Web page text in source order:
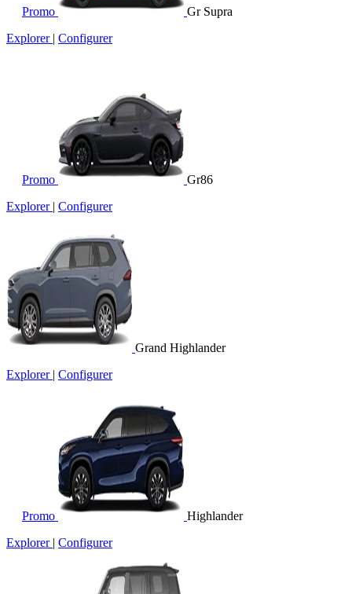
Promo
Gr Supra
Explorer | Configurer
Promo
Gr86
Explorer | Configurer
Grand Highlander
Explorer | Configurer
Promo
Highlander
Explorer | Configurer